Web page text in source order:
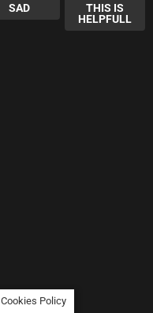
SAD
THIS IS
HELPFULL
Policy